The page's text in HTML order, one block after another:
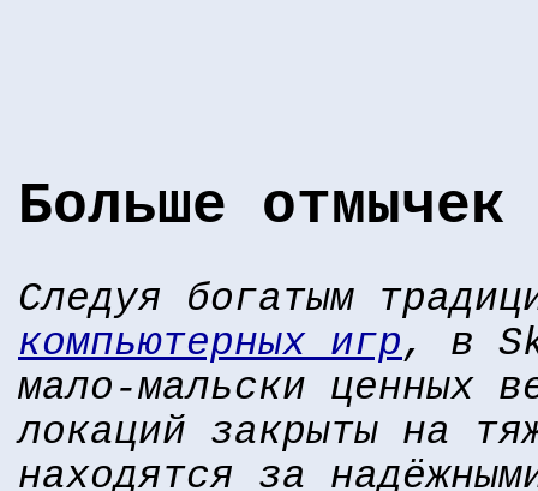
Больше
Следуя богатым
компьютерных игр, в
мало-мальски ценных
локаций закрыты на
находятся за